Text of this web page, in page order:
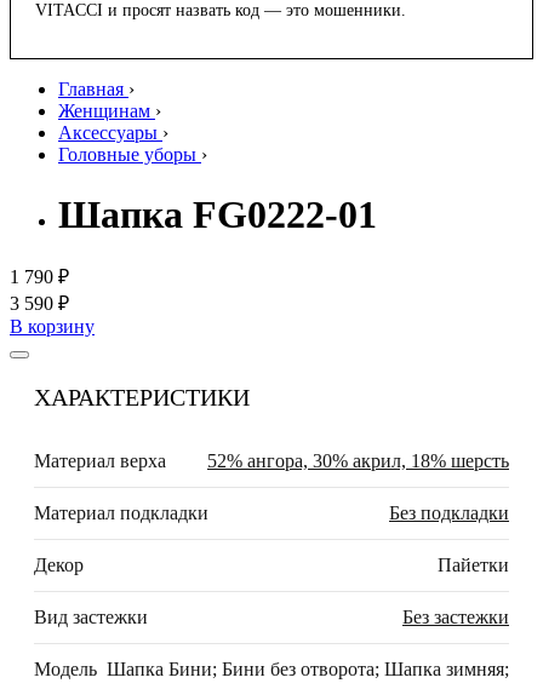
VITACCI и просят назвать код — это мошенники.
Главная ›
Женщинам ›
Аксессуары ›
Головные уборы ›
Шапка FG0222-01
1 790 ₽
3 590 ₽
В корзину
ХАРАКТЕРИСТИКИ
Материал верха 52% ангора, 30% акрил, 18% шерсть
Материал подкладки Без подкладки
Декор Пайетки
Вид застежки Без застежки
Модель Шапка Бини; Бини без отворота; Шапка зимняя;